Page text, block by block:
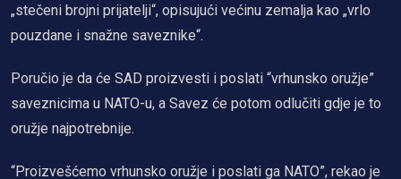
„stečeni brojni prijatelji“, opisujući većinu zemalja kao „vrlo
pouzdane i snažne saveznike“.
Poručio je da će SAD proizvesti i poslati “vrhunsko oružje”
saveznicima u NATO-u, a Savez će potom odlučiti gdje je to
oružje najpotrebnije.
“Proizvešćemo vrhunsko oružje i poslati ga NATO”, rekao je